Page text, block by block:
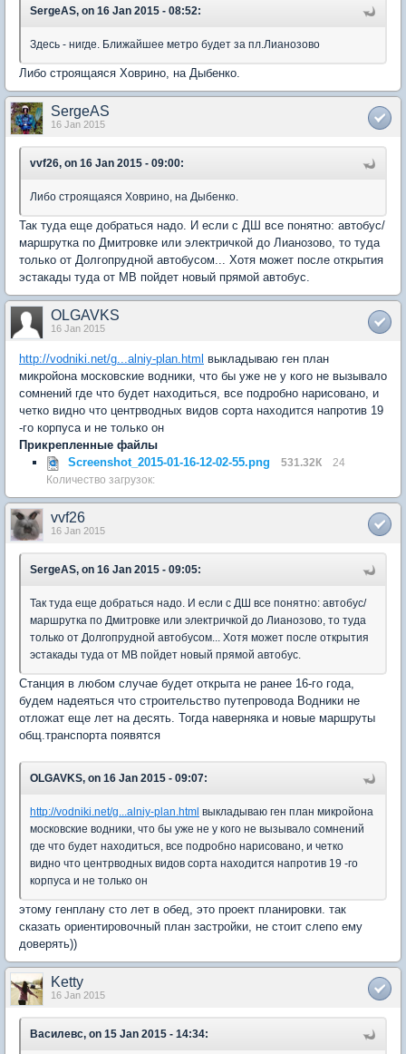
SergeAS, on 16 Jan 2015 - 08:52:
Здесь - нигде. Ближайшее метро будет за пл.Лианозово
Либо строящаяся Ховрино, на Дыбенко.
SergeAS
16 Jan 2015
vvf26, on 16 Jan 2015 - 09:00:
Либо строящаяся Ховрино, на Дыбенко.
Так туда еще добраться надо. И если с ДШ все понятно: автобус/
маршрутка по Дмитровке или электричкой до Лианозово, то туда
только от Долгопрудной автобусом... Хотя может после открытия
эстакады туда от МВ пойдет новый прямой автобус.
OLGAVKS
16 Jan 2015
http://vodniki.net/g...alniy-plan.html выкладываю ген план
микройона московские водники, что бы уже не у кого не вызывало
сомнений где что будет находиться, все подробно нарисовано, и
четко видно что центрводных видов сорта находится напротив 19
-го корпуса и не только он
Прикрепленные файлы
Screenshot_2015-01-16-12-02-55.png
531.32К
24
Количество загрузок:
vvf26
16 Jan 2015
SergeAS, on 16 Jan 2015 - 09:05:
Так туда еще добраться надо. И если с ДШ все понятно: автобус/
маршрутка по Дмитровке или электричкой до Лианозово, то туда
только от Долгопрудной автобусом... Хотя может после открытия
эстакады туда от МВ пойдет новый прямой автобус.
Станция в любом случае будет открыта не ранее 16-го года,
будем надеяться что строительство путепровода Водники не
отложат еще лет на десять. Тогда наверняка и новые маршруты
общ.транспорта появятся
OLGAVKS, on 16 Jan 2015 - 09:07:
http://vodniki.net/g...alniy-plan.html выкладываю ген план микройона
московские водники, что бы уже не у кого не вызывало сомнений
где что будет находиться, все подробно нарисовано, и четко
видно что центрводных видов сорта находится напротив 19 -го
корпуса и не только он
этому генплану сто лет в обед, это проект планировки. так
сказать ориентировочный план застройки, не стоит слепо ему
доверять))
Ketty
16 Jan 2015
Василевс, on 15 Jan 2015 - 14:34: